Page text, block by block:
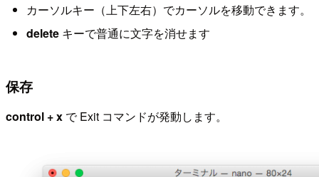
カーソルキー（上下左右）でカーソルを移動できます。
deleteキーで普通に文字を消せます
保存
control + x で Exit コマンドが発動します。